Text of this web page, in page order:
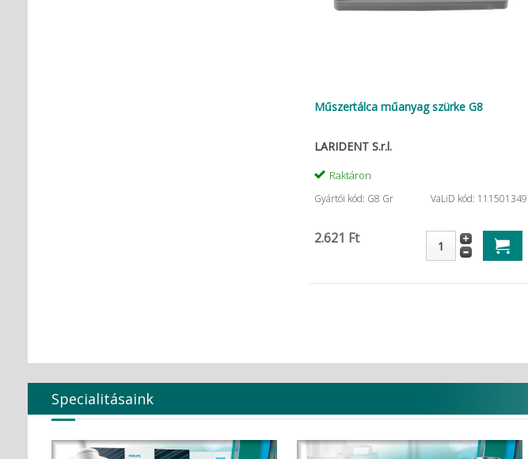
Műszertálca műanyag szürke G8
LARIDENT S.r.l.
Raktáron
Gyártói kód: G8 Gr VaLiD kód: 111501349
2.621 Ft
Specialitásaink